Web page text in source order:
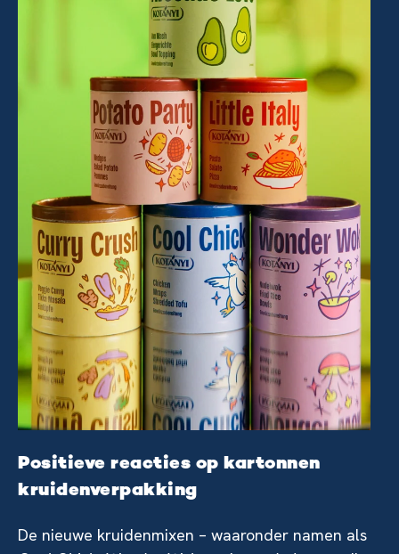
Positieve reacties op kartonnen
kruidenverpakking
De nieuwe kruidenmixen – waaronder namen als